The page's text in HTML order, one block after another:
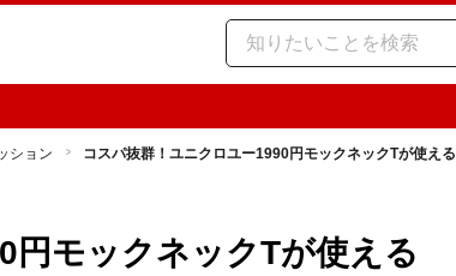
ション コスパ抜群！ユニクロユー1990円モックネックTが使える
円モックネックTが使える